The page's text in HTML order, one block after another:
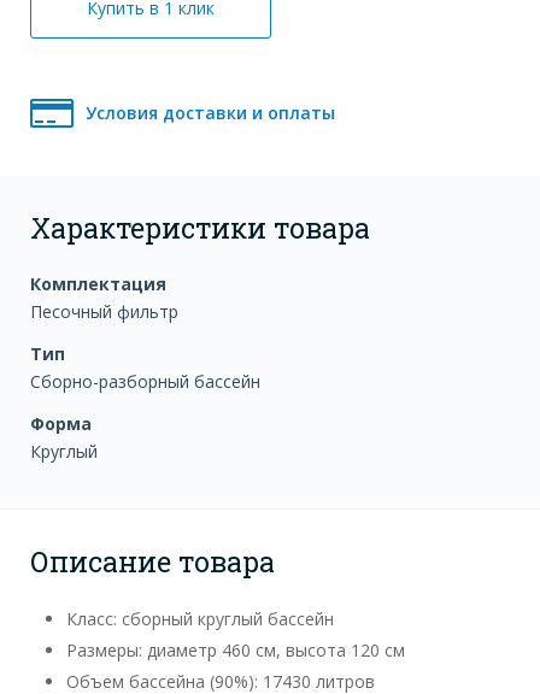
Купить в 1 клик
Условия доставки и оплаты
Характеристики товара
Комплектация
Песочный фильтр
Тип
Сборно-разборный бассейн
Форма
Круглый
Описание товара
Класс: сборный круглый бассейн
Размеры: диаметр 460 см, высота 120 см
Объем бассейна (90%): 17430 литров